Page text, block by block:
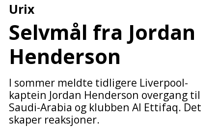
Urix
Selvmål fra Jordan
Henderson
I sommer meldte tidligere Liverpool-
kaptein Jordan Henderson overgang til
Saudi-Arabia og klubben Al Ettifaq. Det
skaper reaksjoner.